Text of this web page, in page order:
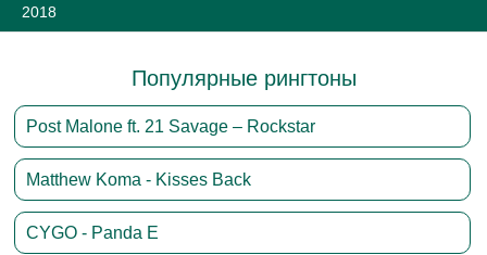
2018
Популярные рингтоны
Post Malone ft. 21 Savage – Rockstar
Matthew Koma - Kisses Back
CYGO - Panda E